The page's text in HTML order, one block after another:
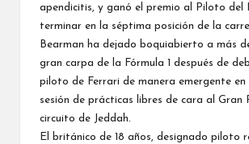
apendicitis, y ganó el premio al Piloto del
terminar en la séptima posición de la
Bearman ha dejado boquiabierto a más
gran carpa de la Fórmula 1 después de
piloto de Ferrari de manera emergente
sesión de prácticas libres de cara al Gran
circuito de Jeddah.
El británico de 18 años, designado piloto